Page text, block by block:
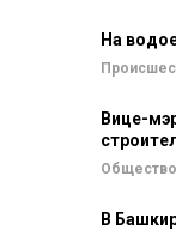
На
Вице-
Общество
В